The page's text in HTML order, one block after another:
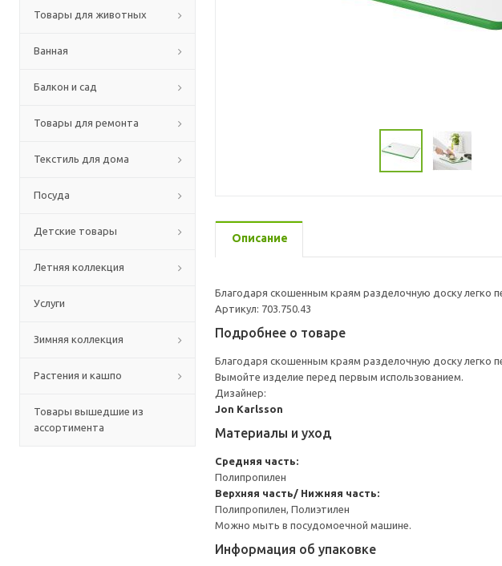
Товары для животных
Ванная
Балкон и сад
Товары для ремонта
Текстиль для дома
Посуда
Детские товары
Летняя коллекция
Услуги
Зимняя коллекция
Растения и кашпо
Товары вышедшие из
ассортимента
Описание
Благодаря скошенным краям разделочную доску легко
Артикул: 703.750.43
Подробнее о товаре
Благодаря скошенным краям разделочную доску легко
Вымойте изделие перед первым использованием.
Дизайнер:
Jon Karlsson
Материалы и уход
Средняя часть:
Полипропилен
Верхняя часть/ Нижняя часть:
Полипропилен, Полиэтилен
Можно мыть в посудомоечной машине.
Информация об упаковке